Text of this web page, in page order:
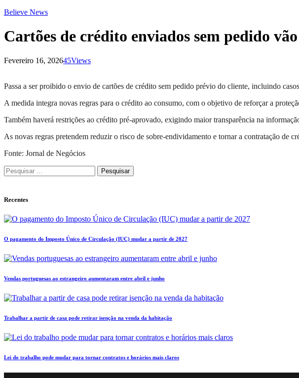
Believe News
Cartões de crédito enviados sem pedido
Fevereiro 16, 202645Views
Passa a ser proibido o envio de cartões de crédito sem pedido prévio do cliente, incluindo
A medida integra novas regras para o crédito ao consumo, com o objetivo de reforçar a
Também haverá restrições ao crédito pré-aprovado, exigindo maior transparência na
As novas regras pretendem reduzir o risco de sobre-endividamento e tornar a contratação de
Fonte: Jornal de Negócios
Pesquisar
por:
Recentes
O pagamento do Imposto Único de Circulação (IUC) mudar a partir de 2027
Vendas portuguesas ao estrangeiro aumentaram entre abril e junho
Trabalhar a partir de casa pode retirar isenção na venda da habitação
Lei do trabalho pode mudar para tornar contratos e horários mais claros